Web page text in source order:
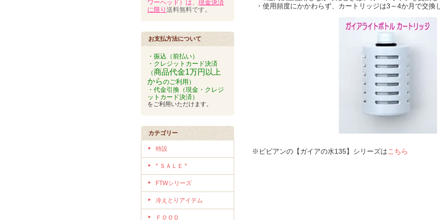
ワーヘッド）は、 現金決済
に限り 送料無料です。
お支払方法について
・振込（前払い）
・クレジットカード決済
（商品代金1万円以上
からのご利用）
・代金引換（現金・クレジ
ットカード決済）
をご利用いただけます。
カテゴリー
特設
* ＳＡＬＥ *
FTWシリーズ
冷えとりアイテム
ＦＯＯＤ
・使用頻度にかかわらず、カートリッジは3～4か月で交換
※ビビアンの【ガイアの水135】シリーズはこちら